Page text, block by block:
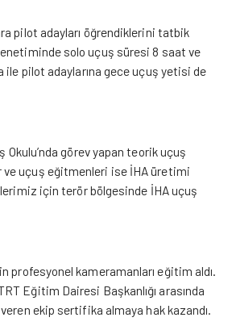
pilot adayları öğrendiklerini tatbik
solo uçuş süresi 8 saat ve
pilot adaylarına gece uçuş yetisi de
görev yapan teorik uçuş
ve uçuş eğitmenleri ise İHA üretimi
için terör bölgesinde İHA uçuş
profesyonel kameramanları eğitim aldı.
Eğitim Dairesi Başkanlığı arasında
ekip sertifika almaya hak kazandı.